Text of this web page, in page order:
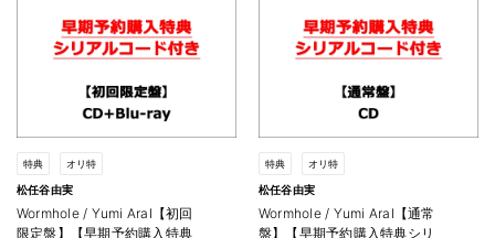
特典 オリ特
松任谷由実
Wormhole / Yumi AraI【初回
限定盤】【早期予約購入特典
特典 オリ特
松任谷由実
Wormhole / Yumi AraI【通常
盤】【早期予約購入特典シリ